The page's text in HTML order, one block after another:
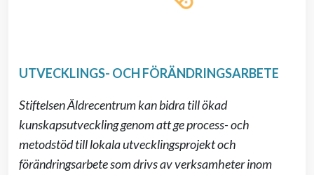
UTVECKLINGS- OCH FÖRÄNDRINGSARBETE
Stiftelsen Äldrecentrum kan bidra till ökad
kunskapsutveckling genom att ge process- och
metodstöd till lokala utvecklingsprojekt och
förändringsarbete som drivs av verksamheter inom